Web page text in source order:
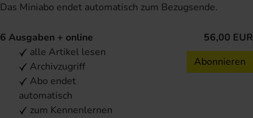
Das Miniabo endet automatisch zum Bezugsende.
6 Ausgaben + online
alle Artikel lesen
Archivzugriff
Abo endet
automatisch
zum Kennenlernen
56,00 EUR
Abonnieren